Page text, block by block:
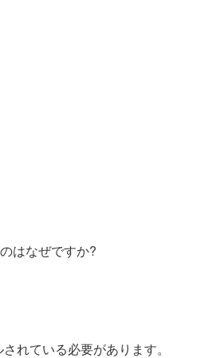
はなぜですか?
れている必要があります。